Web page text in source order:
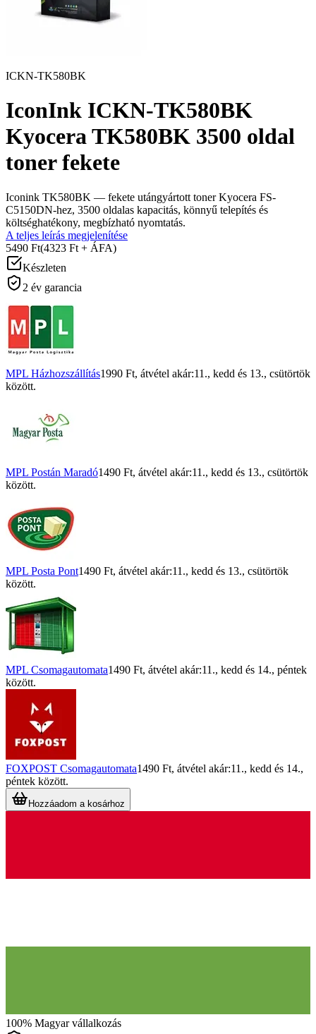
ICKN-TK580BK
IconInk ICKN-TK580BK
Kyocera TK580BK 3500 oldal
toner fekete
Iconink TK580BK — fekete utángyártott toner Kyocera FS-
C5150DN-hez, 3500 oldalas kapacitás, könnyű telepítés és
költséghatékony, megbízható nyomtatás.
A teljes leírás megjelenítése
5490 Ft(4323 Ft + ÁFA)
Készleten
2 év garancia
MPL Házhozszállítás1990 Ft, átvétel akár:11., kedd és 13., csütörtök
között.
MPL Postán Maradó1490 Ft, átvétel akár:11., kedd és 13., csütörtök
között.
MPL Posta Pont1490 Ft, átvétel akár:11., kedd és 13., csütörtök
között.
MPL Csomagautomata1490 Ft, átvétel akár:11., kedd és 14., péntek
között.
FOXPOST Csomagautomata1490 Ft, átvétel akár:11., kedd és 14.,
péntek között.
Hozzáadom a kosárhoz
100% Magyar vállalkozás